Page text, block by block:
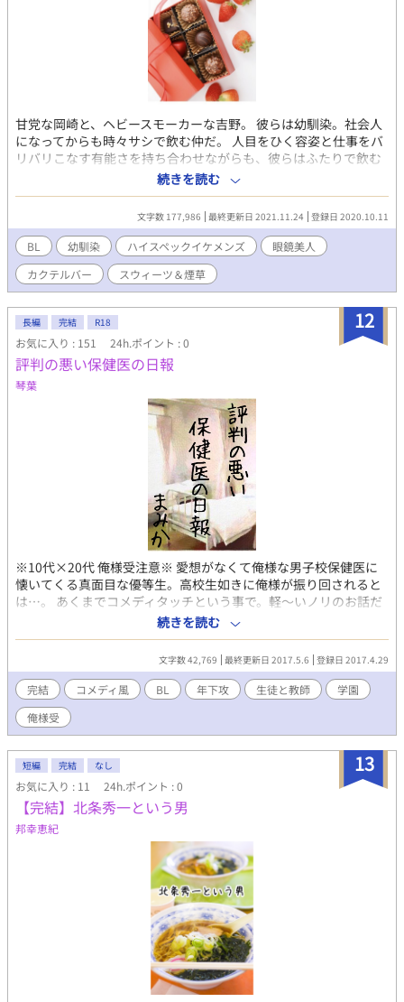
甘党な岡崎と、ヘビースモーカーな吉野。 彼らは幼馴染。社会人
になってからも時々サシで飲む仲だ。 人目をひく容姿と仕事をバ
リバリこなす有能さを持ち合わせながらも、彼らはふたりで飲む
時間が何より楽しみ。 何故かというと——？ 超ハイスペックなく
せにニブくて不器用、おまけに初々しい欲求てんこ盛り。そんな
二人のジレジレな恋の行方を描く、コメディ風BLです。 ✳︎第9回
BL小説大賞参加作品です。作品を楽しんでいただけましたら、是
非投票ボタンをポチッとしてやってくださいませ(*´꒳`*)泣いて喜
びます！！（投票受付期間:11/1〜11/30）
続きを読む
文字数 177,986 最終更新日 2021.11.24 登録日 2020.10.11
BL 幼馴染 ハイスペックイケメンズ
眼鏡美人
カクテルバー
スウィーツ＆煙草
12
長編 完結 R18
お気に入り : 151 24h.ポイント : 0
評判の悪い保健医の日報
琴葉
※10代×20代 俺様受注意※ 愛想がなくて俺様な男子校保健医に
懐いてくる真面目な優等生。高校生如きに俺様が振り回されると
は…。 あくまでコメディタッチという事で。軽～いノリのお話だ
と思ってください。基本一話完結タイプの話になります。話の流
れは繋がってるけど、って感じですね。 私も気に入ってる話なの
で、お気に召したら何よりです。
続きを読む
文字数 42,769 最終更新日 2017.5.6 登録日 2017.4.29
完結 コメディ風 BL 年下攻 生徒と教師
学園
俺様受
13
短編 完結 なし
お気に入り : 11 24h.ポイント : 0
【完結】北条秀一という男
邦幸恵紀